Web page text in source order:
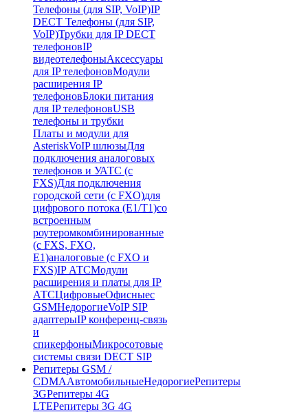
Телефоны (для SIP, VoIP)IP
DECT Телефоны (для SIP,
VoIP)Трубки для IP DECT
телефоновIP
видеотелефоныАксессуары
для IP телефоновМодули
расширения IP
телефоновБлоки питания
для IP телефоновUSB
телефоны и трубки
Платы и модули для
AsteriskVoIP шлюзыДля
подключения аналоговых
телефонов и УАТС (с
FXS)Для подключения
городской сети (с FXO)для
цифрового потока (E1/T1)со
встроенным
роутеромкомбинированные
(c FXS, FXO,
E1)аналоговые (с FXO и
FXS)IP АТСМодули
расширения и платы для IP
АТСЦифровыеОфисныес
GSMНедорогиеVoIP SIP
адаптерыIP конференц-связь
и
спикерфоныМикросотовые
системы связи DECT SIP
Репитеры GSM /
CDMAАвтомобильныеНедорогиеРепитеры
3GРепитеры 4G
LTEРепитеры 3G 4G